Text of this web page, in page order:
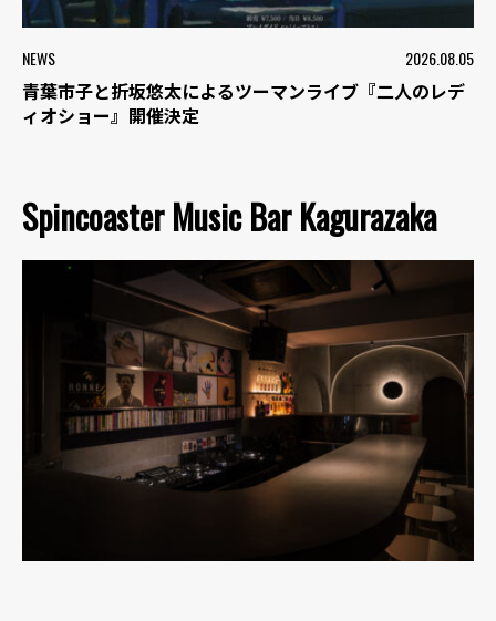
NEWS 2026.08.05
青葉市子と折坂悠太によるツーマンライブ『二人のレデ
ィオショー』開催決定
Spincoaster Music Bar Kagurazaka